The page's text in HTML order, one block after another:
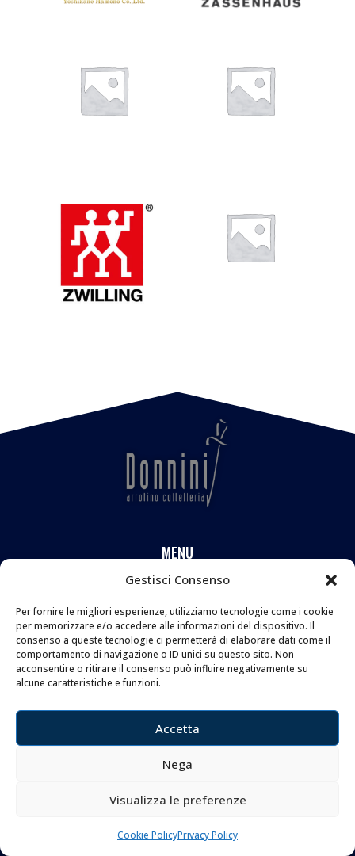
Gestisci Consenso
Per fornire le migliori esperienze, utilizziamo tecnologie come i cookie
per memorizzare e/o accedere alle informazioni del dispositivo. Il
consenso a queste tecnologie ci permetterà di elaborare dati come il
comportamento di navigazione o ID unici su questo sito. Non
acconsentire o ritirare il consenso può influire negativamente su
alcune caratteristiche e funzioni.
Accetta
Nega
Visualizza le preferenze
Cookie PolicyPrivacy Policy
MENU
FAQ
Privacy Policy
Cookie Policy
CONTATTI
Coltelleria Donnini s.n.c.
Via Giovanni Lanza, 70 – 50136 FIRENZE
Email: info@donninicoltelleria.it